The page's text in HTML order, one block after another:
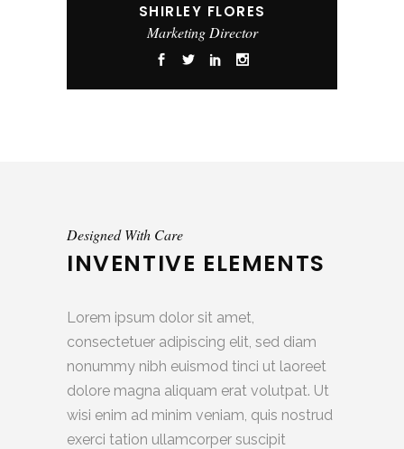
SHIRLEY FLORES
Marketing Director
Designed With Care
INVENTIVE ELEMENTS
Lorem ipsum dolor sit amet,
consectetuer adipiscing elit, sed diam
nonummy nibh euismod tinci ut laoreet
dolore magna aliquam erat volutpat. Ut
wisi enim ad minim veniam, quis nostrud
exerci tation ullamcorper suscipit